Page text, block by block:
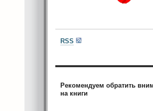
RSS
Рекомендуем обратить
на книги